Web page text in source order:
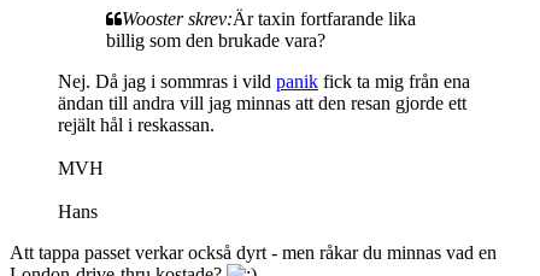
Wooster skrev:Är taxin fortfarande lika
billig som den brukade vara?
Nej. Då jag i sommras i vild panik fick ta mig från ena
ändan till andra vill jag minnas att den resan gjorde ett
rejält hål i reskassan.
MVH
Hans
Att tappa passet verkar också dyrt - men råkar du minnas vad en